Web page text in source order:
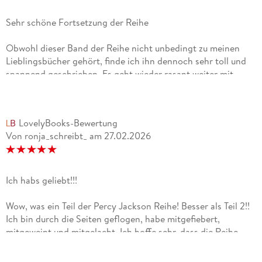
Sehr schöne Fortsetzung der Reihe
Obwohl dieser Band der Reihe nicht unbedingt zu meinen
Lieblingsbücher gehört, finde ich ihn dennoch sehr toll und
spannend geschrieben. Es geht wieder rasant weiter mit
nicht erwarten auch die nächsten beiden Bände zu
verschlingen.
LovelyBooks-Bewertung
Von ronja_schreibt_ am 27.02.2026
Ich habs geliebt!!!
Wow, was ein Teil der Percy Jackson Reihe! Besser als Teil 2!!
Ich bin durch die Seiten geflogen, habe mitgefiebert,
mitgeweint und mitgelacht. Ich hoffe sehr, dass die Reihe